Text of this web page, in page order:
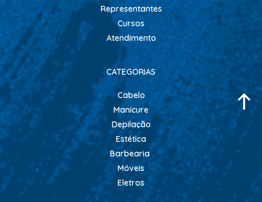
Representantes
Cursos
Atendimento
CATEGORIAS
Cabelo
Manicure
Depilação
Estética
Barbearia
Móveis
Eletros